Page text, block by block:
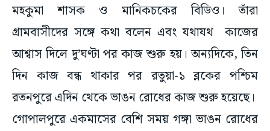
মহকুমা শাসক ও মানিকচকের বিডিও। তাঁরা
গ্রামবাসীদের সঙ্গে কথা বলেন এবং যথাযথ কাজের
আশ্বাস দিলে দু’ঘণ্টা পর কাজ শুরু হয়। অন্যদিকে, তিন
দিন কাজ বন্ধ থাকার পর রতুয়া-১ ব্লকের পশ্চিম
রতনপুরে এদিন থেকে ভাঙন রোধের কাজ শুরু হয়েছে।
গোপালপুরে একমাসের বেশি সময় গঙ্গা ভাঙন রোধের